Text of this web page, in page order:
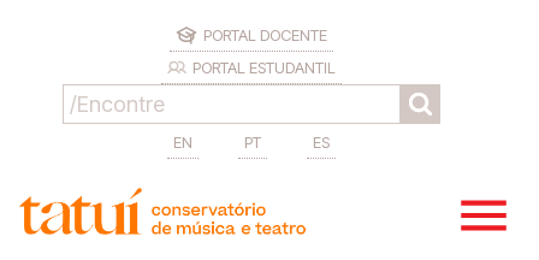
PORTAL DOCENTE
PORTAL ESTUDANTIL
EN PT ES